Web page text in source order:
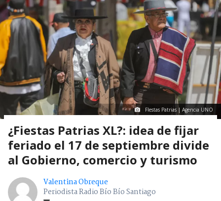
FIestas Patrias | Agencia UNO
¿Fiestas Patrias XL?: idea de fijar
feriado el 17 de septiembre divide
al Gobierno, comercio y turismo
Valentina Obreque
Periodista Radio Bío Bío Santiago